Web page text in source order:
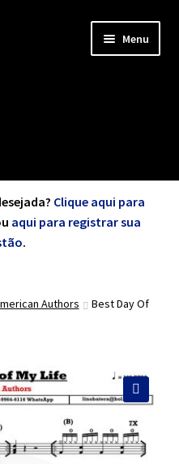
Menu
menu
Clique aqui para
aqui para registrar sua
.
Authors
Best Day Of